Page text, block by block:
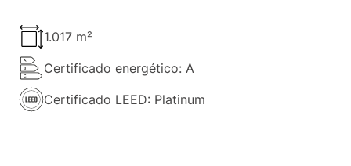
1.017 m²
Certificado energético: A
Certificado LEED: Platinum